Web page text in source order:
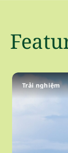
Trải nghiệm